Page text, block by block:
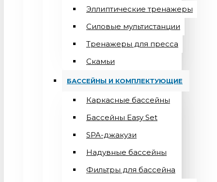
Эллиптические тренажеры
Силовые мультистанции
Тренажеры для пресса
Скамьи
БАССЕЙНЫ И КОМПЛЕКТУЮЩИЕ
Каркасные бассейны
Бассейны Easy Set
SPA-джакузи
Надувные бассейны
Фильтры для бассейна